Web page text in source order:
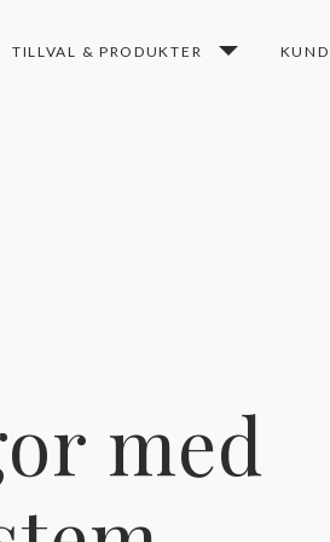
TILLVAL & PRODUKTER
med